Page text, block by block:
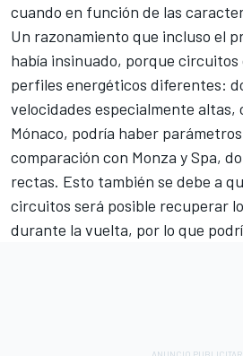
cuando en función de las
Un razonamiento que incluso el
había insinuado, porque
perfiles energéticos diferentes:
velocidades especialmente altas,
Mónaco, podría haber
comparación con Monza y Spa,
rectas. Esto también se debe a
circuitos será posible recuperar
durante la vuelta, por lo que